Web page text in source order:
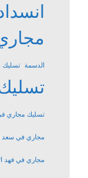
الدسمة تسليك
تسليك مجاري
مجاري في سعد
مجاري في فهد